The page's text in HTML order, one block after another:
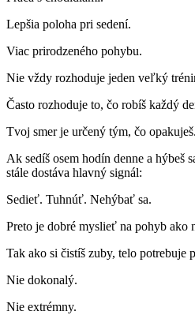
Lepšia poloha pri sedení.
Viac prirodzeného pohybu.
Nie vždy rozhoduje jeden veľký
Často rozhoduje to, čo robíš každý
Tvoj smer je určený tým, čo opakuješ.
Ak sedíš osem hodín denne a hýbeš
stále dostáva hlavný signál:
Sedieť. Tuhnúť. Nehýbať sa.
Preto je dobré myslieť na pohyb ako
Tak ako si čistíš zuby, telo potrebuje
Nie dokonalý.
Nie extrémny.